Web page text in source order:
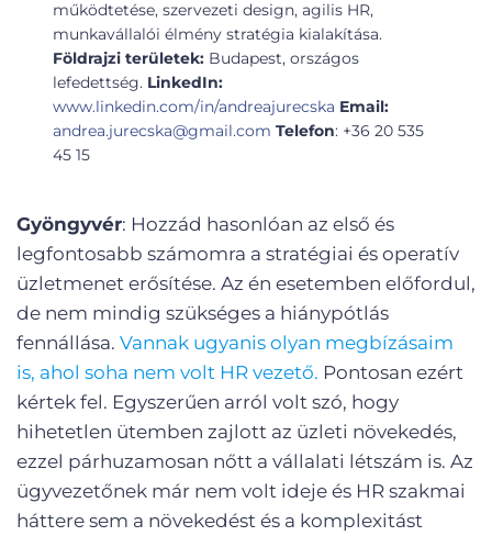
működtetése, szervezeti design, agilis HR,
munkavállalói élmény stratégia kialakítása.
Földrajzi területek: Budapest, országos
lefedettség. LinkedIn:
www.linkedin.com/in/andreajurecska Email:
andrea.jurecska@gmail.com Telefon: +36 20 535
45 15
Gyöngyvér: Hozzád hasonlóan az első és
legfontosabb számomra a stratégiai és operatív
üzletmenet erősítése. Az én esetemben előfordul,
de nem mindig szükséges a hiánypótlás
fennállása. Vannak ugyanis olyan megbízásaim
is, ahol soha nem volt HR vezető. Pontosan ezért
kértek fel. Egyszerűen arról volt szó, hogy
hihetetlen ütemben zajlott az üzleti növekedés,
ezzel párhuzamosan nőtt a vállalati létszám is. Az
ügyvezetőnek már nem volt ideje és HR szakmai
háttere sem a növekedést és a komplexitást